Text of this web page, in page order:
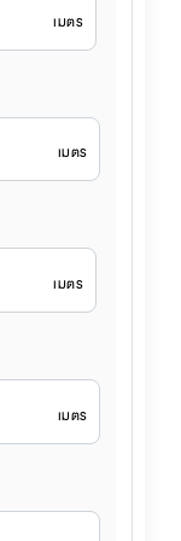
เมตร
เมตร
เมตร
เมตร